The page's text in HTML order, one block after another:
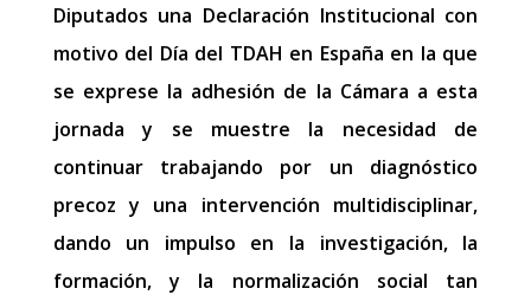
Diputados una Declaración Institucional con
motivo del Día del TDAH en España en la que
se exprese la adhesión de la Cámara a ​esta
jornada y se muestre la necesidad de
continuar trabajando por un diagnóstico
precoz y una intervención multidisciplinar,
dando un impulso en la investigación, la
formación, y la normalización social tan